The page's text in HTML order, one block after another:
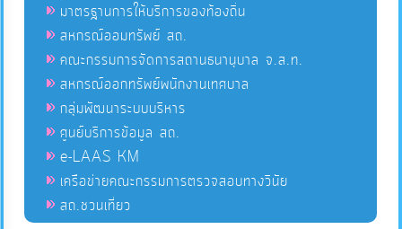
มาตรฐานการให้บริการของท้องถิ่น
สหกรณ์ออมทรัพย์ สถ.
คณะกรรมการจัดการสถานธนานุบาล จ.ส.ท.
สหกรณ์ออกทรัพย์พนักงานเทศบาล
กลุ่มพัฒนาระบบบริหาร
ศูนย์บริการข้อมูล สถ.
e-LAAS KM
เครือข่ายคณะกรรมการตรวจสอบทางวินัย
สถ.ชวนเที่ยว